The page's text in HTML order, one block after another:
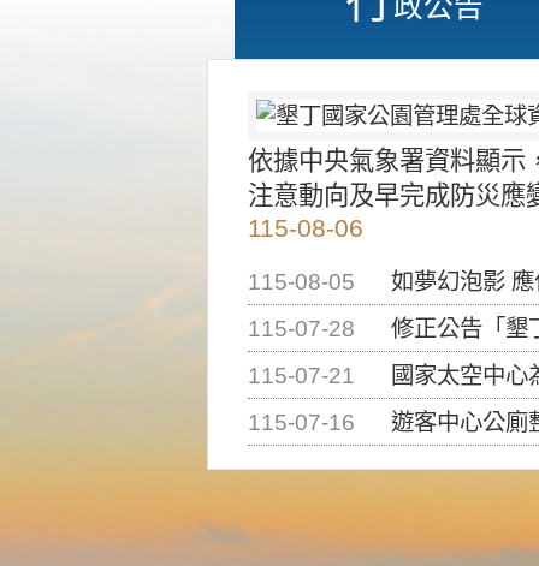
依據中央氣象署資料顯示
注意動向及早完成防災應
115-08-06
115-08-05
如夢幻泡影
115-07-28
修正公告「墾丁國家公
115-07-21
國家太空中心為辦理
115-07-16
遊客中心公廁